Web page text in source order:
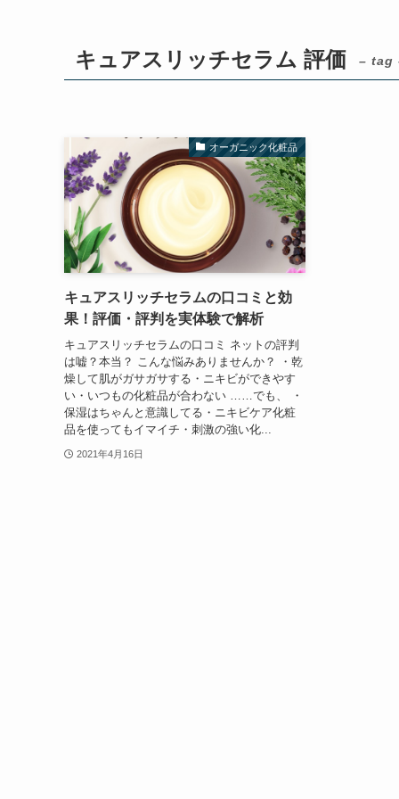
キュアスリッチセラム 評価 – tag
オーガニック化粧品
キュアスリッチセラムの口コミと効
果！評価・評判を実体験で解析
キュアスリッチセラムの口コミ ネットの評判
は嘘？本当？ こんな悩みありませんか？ ・乾
燥して肌がガサガサする・ニキビができやす
い・いつもの化粧品が合わない ……でも、 ・
保湿はちゃんと意識してる・ニキビケア化粧
品を使ってもイマイチ・刺激の強い化...
2021年4月16日